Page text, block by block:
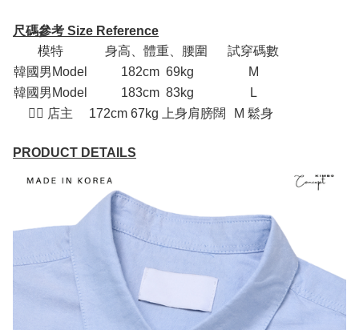
尺碼參考 Size Reference
模特
身高、體重、腰圍
試穿碼數
韓國男Model
182cm 69kg
M
韓國男Model
183cm 83kg
L
💁‍♂ 店主
172cm 67kg 上身肩膀闊 M 鬆身
PRODUCT DETAILS